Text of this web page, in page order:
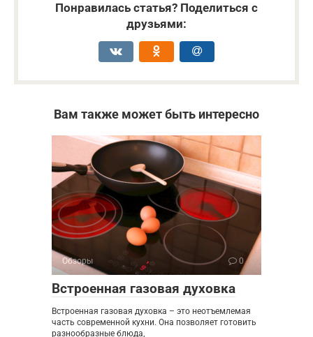
Понравилась статья? Поделиться с
друзьями:
Вам также может быть интересно
Обзоры 0
Встроенная газовая духовка
Встроенная газовая духовка – это неотъемлемая
часть современной кухни. Она позволяет готовить
разнообразные блюда,